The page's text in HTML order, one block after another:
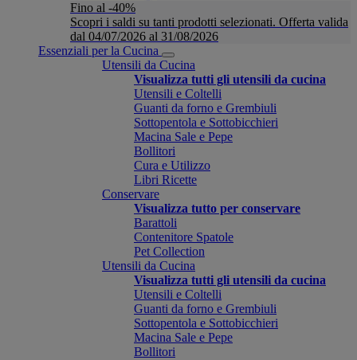
Fino al -40%
Scopri i saldi su tanti prodotti selezionati. Offerta valida
dal 04/07/2026 al 31/08/2026
Essenziali per la Cucina
Utensili da Cucina
Visualizza tutti gli utensili da cucina
Utensili e Coltelli
Guanti da forno e Grembiuli
Sottopentola e Sottobicchieri
Macina Sale e Pepe
Bollitori
Cura e Utilizzo
Libri Ricette
Conservare
Visualizza tutto per conservare
Barattoli
Contenitore Spatole
Pet Collection
Utensili da Cucina
Visualizza tutti gli utensili da cucina
Utensili e Coltelli
Guanti da forno e Grembiuli
Sottopentola e Sottobicchieri
Macina Sale e Pepe
Bollitori